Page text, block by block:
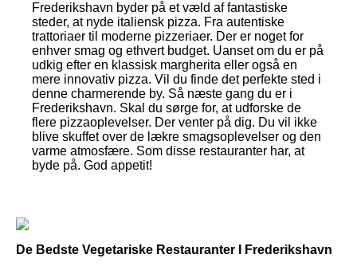
Frederikshavn byder på et væld af fantastiske
steder, at nyde italiensk pizza. Fra autentiske
trattoriaer til moderne pizzeriaer. Der er noget for
enhver smag og ethvert budget. Uanset om du er på
udkig efter en klassisk margherita eller også en
mere innovativ pizza. Vil du finde det perfekte sted i
denne charmerende by. Så næste gang du er i
Frederikshavn. Skal du sørge for, at udforske de
flere pizzaoplevelser. Der venter på dig. Du vil ikke
blive skuffet over de lækre smagsoplevelser og den
varme atmosfære. Som disse restauranter har, at
byde på. God appetit!
De Bedste Vegetariske Restauranter I Frederikshavn